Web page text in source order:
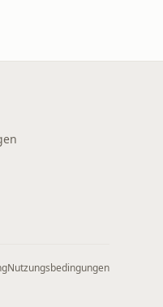
Nutzungsbedingungen